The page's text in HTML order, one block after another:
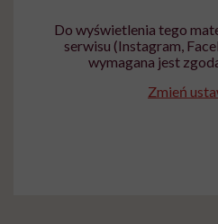
Do wyświetlenia tego
serwisu (Instagram,
wymagana jest
Zmień